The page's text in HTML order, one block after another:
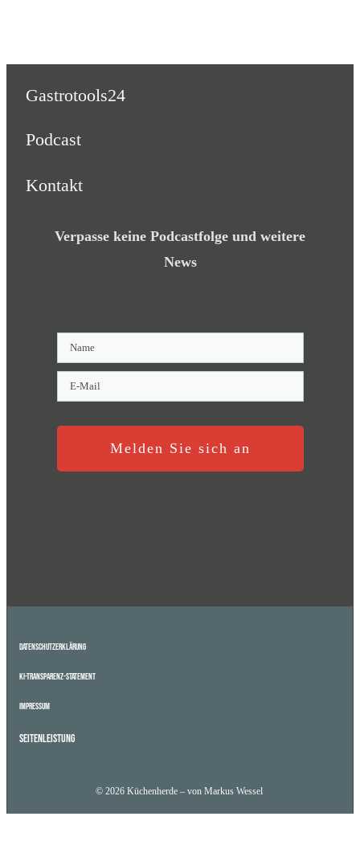
Gastrotools24
Podcast
Kontakt
Verpasse keine Podcastfolge und weitere
News
Melden Sie sich an
Datenschutzerklärung
KI-Transparenz-Statement
Impressum
Seitenleistung
© 2026 Küchenherde – von Markus Wessel